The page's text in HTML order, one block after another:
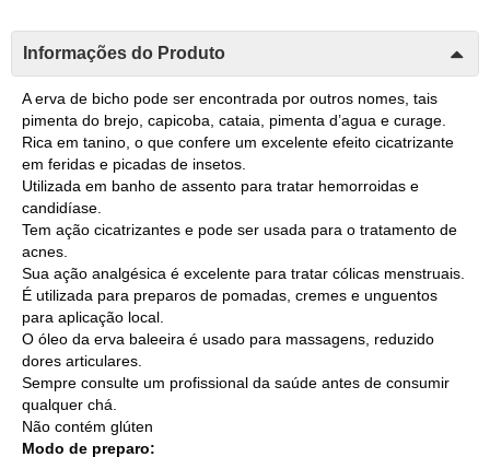
Informações do Produto
A erva de bicho pode ser encontrada por outros nomes, tais
pimenta do brejo, capicoba, cataia, pimenta d’agua e curage.
Rica em tanino, o que confere um excelente efeito cicatrizante
em feridas e picadas de insetos.
Utilizada em banho de assento para tratar hemorroidas e
candidíase.
Tem ação cicatrizantes e pode ser usada para o tratamento de
acnes.
Sua ação analgésica é excelente para tratar cólicas menstruais.
É utilizada para preparos de pomadas, cremes e unguentos
para aplicação local.
O óleo da erva baleeira é usado para massagens, reduzido
dores articulares.
Sempre consulte um profissional da saúde antes de consumir
qualquer chá.
Não contém glúten
Modo de preparo: